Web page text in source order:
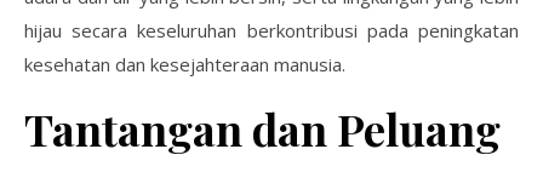
hijau secara keseluruhan berkontribusi pada peningkatan
kesehatan dan kesejahteraan manusia.
Tantangan dan Peluang